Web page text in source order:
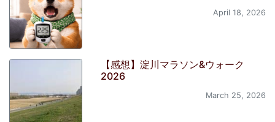
April 18, 2026
【感想】淀川マラソン&ウォーク
2026
March 25, 2026